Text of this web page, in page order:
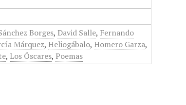
Borges, David Salle, Fernando
Márquez, Heliogábalo, Homero Garza,
, Los Óscares, Poemas